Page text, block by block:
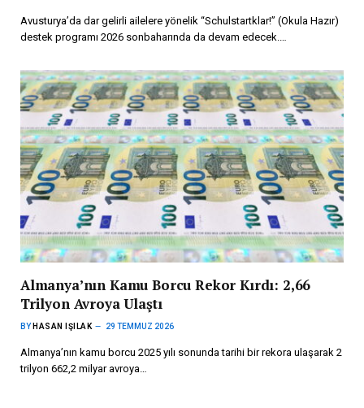
Avusturya’da dar gelirli ailelere yönelik “Schulstartklar!” (Okula Hazır)
destek programı 2026 sonbaharında da devam edecek.…
Almanya’nın Kamu Borcu Rekor Kırdı: 2,66
Trilyon Avroya Ulaştı
BY HASAN IŞILAK 29 TEMMUZ 2026
Almanya’nın kamu borcu 2025 yılı sonunda tarihi bir rekora ulaşarak 2
trilyon 662,2 milyar avroya…